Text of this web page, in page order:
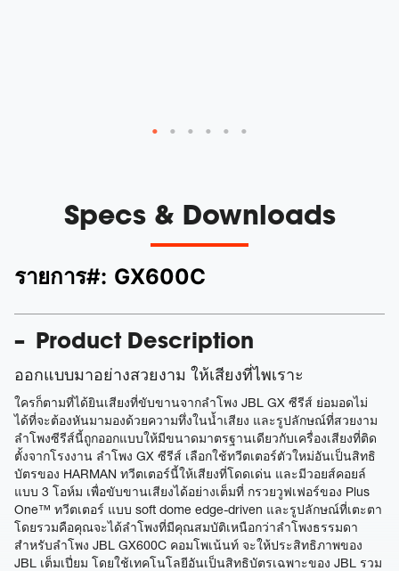
Specs & Downloads
รายการ#: GX600C
Product Description
ออกแบบมาอย่างสวยงาม ให้เสียงที่ไพเราะ
ใครก็ตามที่ได้ยินเสียงที่ขับขานจากลำโพง JBL GX ซีรีส์ ย่อมอดไม่
ได้ที่จะต้องหันมามองด้วยความทึ่งในน้ำเสียง และรูปลักษณ์ที่สวยงาม
ลำโพงซีรีส์นี้ถูกออกแบบให้มีขนาดมาตรฐานเดียวกับเครื่องเสียงที่ติด
ตั้งจากโรงงาน ลำโพง GX ซีรีส์ เลือกใช้ทวีตเตอร์ตัวใหม่อันเป็นสิทธิ
บัตรของ HARMAN ทวีตเตอร์นี้ให้เสียงที่โดดเด่น และมีวอยส์คอยล์
แบบ 3 โอห์ม เพื่อขับขานเสียงได้อย่างเต็มที่ กรวยวูฟเฟอร์ของ Plus
One™ ทวีตเตอร์ แบบ soft dome edge-driven และรูปลักษณ์ที่เตะตา
โดยรวมคือคุณจะได้ลำโพงที่มีคุณสมบัติเหนือกว่าลำโพงธรรมดา
สำหรับลำโพง JBL GX600C คอมโพเน้นท์ จะให้ประสิทธิภาพของ
JBL เต็มเปี่ยม โดยใช้เทคโนโลยีอันเป็นสิทธิบัตรเฉพาะของ JBL รวม